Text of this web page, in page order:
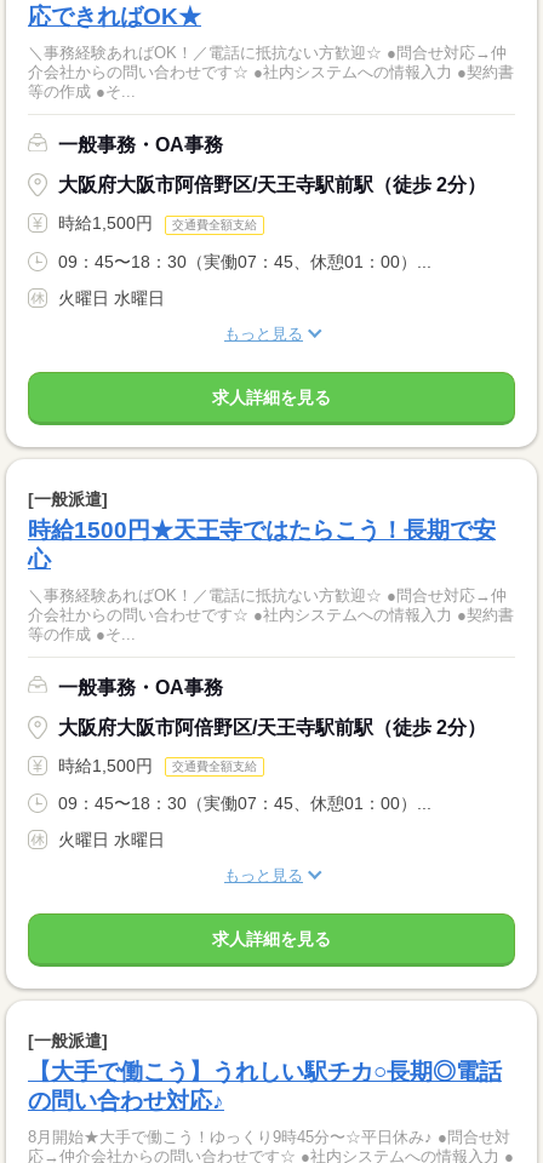
応できればOK★
＼事務経験あればOK！／電話に抵抗ない方歓迎☆ ●問合せ対応→仲
介会社からの問い合わせです☆ ●社内システムへの情報入力 ●契約書
等の作成 ●そ...
一般事務・OA事務
大阪府大阪市阿倍野区/天王寺駅前駅（徒歩 2分）
時給1,500円 交通費全額支給
09：45〜18：30（実働07：45、休憩01：00）...
火曜日 水曜日
もっと見る
求人詳細を見る
[一般派遣]
時給1500円★天王寺ではたらこう！長期で安
心
＼事務経験あればOK！／電話に抵抗ない方歓迎☆ ●問合せ対応→仲
介会社からの問い合わせです☆ ●社内システムへの情報入力 ●契約書
等の作成 ●そ...
一般事務・OA事務
大阪府大阪市阿倍野区/天王寺駅前駅（徒歩 2分）
時給1,500円 交通費全額支給
09：45〜18：30（実働07：45、休憩01：00）...
火曜日 水曜日
もっと見る
求人詳細を見る
[一般派遣]
【大手で働こう】うれしい駅チカ○長期◎電話
の問い合わせ対応♪
8月開始★大手で働こう！ゆっくり9時45分〜☆平日休み♪ ●問合せ対
応→仲介会社からの問い合わせです☆ ●社内システムへの情報入力 ●